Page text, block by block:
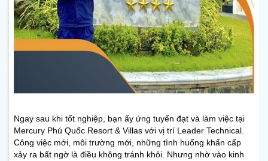
Ngay sau khi tốt nghiệp, bạn ấy ứng tuyển đạt và làm việc tại
Mercury Phú Quốc Resort & Villas với vị trí Leader Technical.
Công việc mới, môi trường mới, những tình huống khẩn cấp
xảy ra bất ngờ là điều không tránh khỏi. Nhưng nhờ vào kinh